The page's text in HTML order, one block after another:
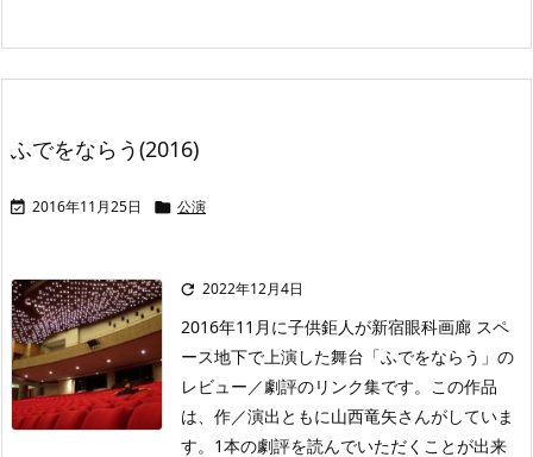
ふでをならう(2016)
 2016年11月25日  公演
 2022年12月4日
2016年11月に子供鉅人が新宿眼科画廊 スペ
ース地下で上演した舞台「ふでをならう」の
レビュー／劇評のリンク集です。この作品
は、作／演出ともに山西竜矢さんがしていま
す。1本の劇評を読んでいただくことが出来